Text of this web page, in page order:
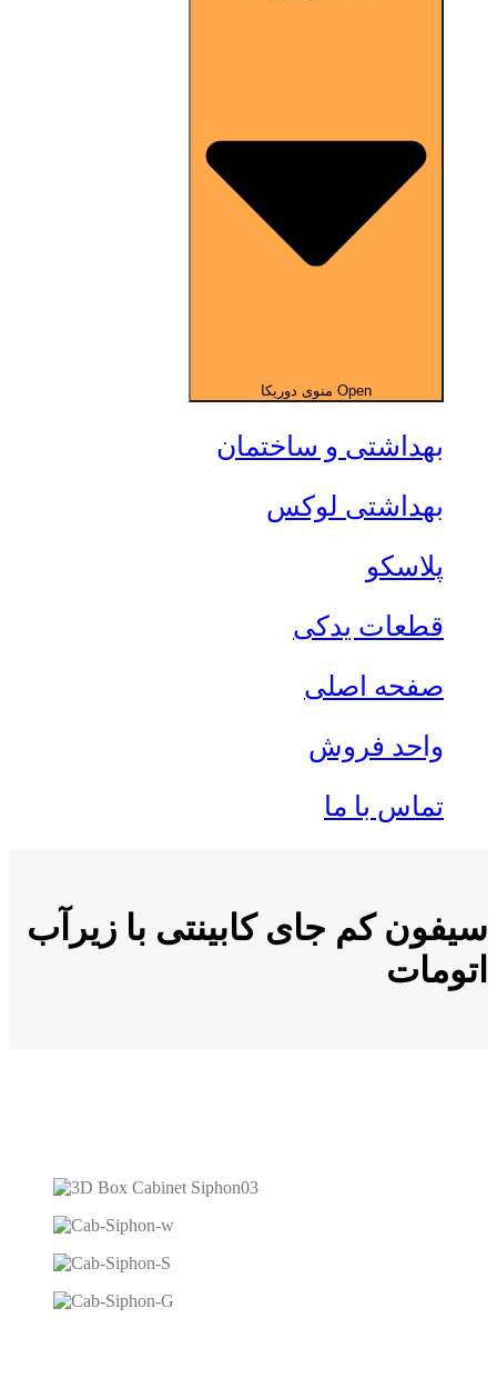
Open منوی دوریکا
بهداشتی و ساختمان
بهداشتی لوکس
پلاسکو
قطعات یدکی
صفحه اصلی
واحد فروش
تماس با ما
سیفون کم جای کابینتی با زیرآب
اتومات